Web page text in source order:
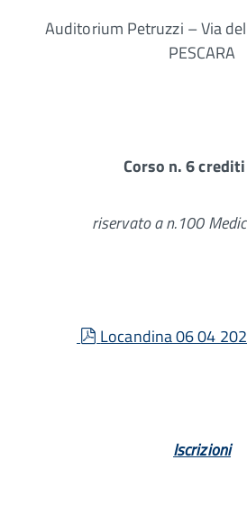
Auditorium Petruzzi – Via
PESCARA
Corso n. 6 crediti
riservato a n.100
pdf
Locandina 06 04
Iscrizioni